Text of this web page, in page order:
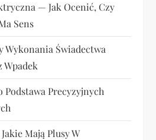
— Jak Ocenić, Czy
Sens
Wykonania Świadectwa
Wpadek
Podstawa Precyzyjnych
Mają Plusy W